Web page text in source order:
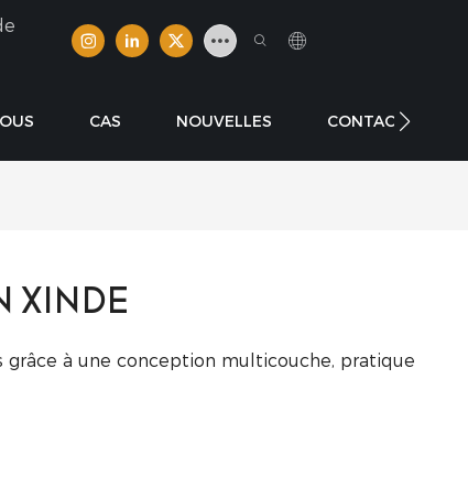
CAS NOUVELLES CONTACTER
XINDE
à une conception multicouche, pratique